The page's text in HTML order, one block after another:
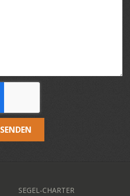
SENDEN
SEGEL-CHARTER